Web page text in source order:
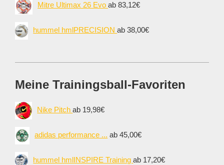
Mitre Ultimax 26 Evo ab 83,12€
hummel hmlPRECISIONab 38,00€
Meine Trainingsball-Favoriten
Nike Pitchab 19,98€
adidas performance ... ab 45,00€
hummel hmlINSPIRE Trainingab 17,20€